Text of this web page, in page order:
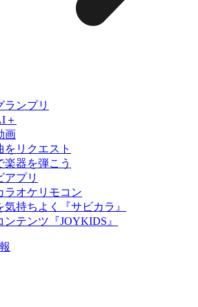
ランプリ
＋
画
をリクエスト
楽器を弾こう
アプリ
ラオケリモコン
気持ちよく『サビカラ』
テンツ『JOYKIDS』